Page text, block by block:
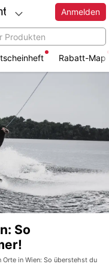
Anmelden
Rabatt-Map
So
Orte in Wien: So überstehst du